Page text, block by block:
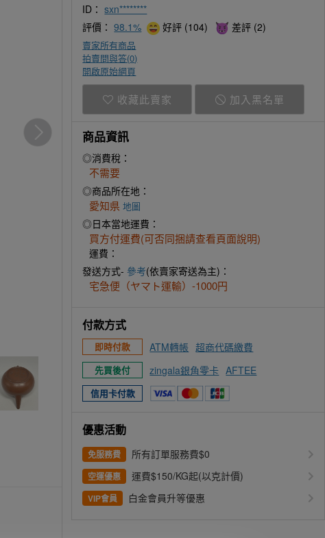
ID：sxn********
評價：98.1% 好評 (104) 差評 (2)
賣家所有商品
拍賣問與答(0)
開啟原始網頁
收藏此賣家 加入黑名單
商品資訊
◎消費稅：
不需要
◎商品所在地：
愛知県 地圖
◎日本當地運費：
買方付運費(可否同捆請查看頁面說明)
運費：
發送方式- 參考(依賣家寄送為主)：
宅急便（ヤマト運輸）-1000円
付款方式
即時付款 ATM轉帳 超商代碼繳費
先買後付 zingala銀角零卡 AFTEE
信用卡付款
優惠活動
免服務費 所有訂單服務費$0
空運優惠 運費$150/KG起(以克計價)
VIP會員 白金會員升等優惠